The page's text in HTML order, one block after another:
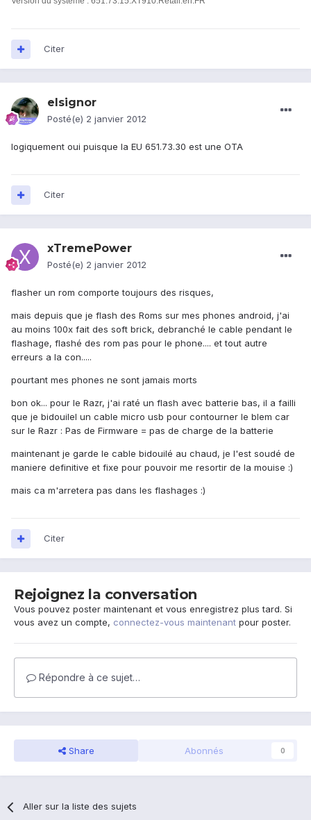
Citer
elsignor
Posté(e) 2 janvier 2012
logiquement oui puisque la EU 651.73.30 est une OTA
Citer
xTremePower
Posté(e) 2 janvier 2012
flasher un rom comporte toujours des risques,
mais depuis que je flash des Roms sur mes phones android, j'ai
au moins 100x fait des soft brick, debranché le cable pendant le
flashage, flashé des rom pas pour le phone.... et tout autre
erreurs a la con.....
pourtant mes phones ne sont jamais morts
bon ok... pour le Razr, j'ai raté un flash avec batterie bas, il a failli
que je bidouilel un cable micro usb pour contourner le blem car
sur le Razr : Pas de Firmware = pas de charge de la batterie
maintenant je garde le cable bidouilé au chaud, je l'est soudé de
maniere definitive et fixe pour pouvoir me resortir de la mouise :)
mais ca m'arretera pas dans les flashages :)
Citer
Rejoignez la conversation
Vous pouvez poster maintenant et vous enregistrez plus tard. Si
vous avez un compte, connectez-vous maintenant pour poster.
Répondre à ce sujet…
Share Abonnés 0
Aller sur la liste des sujets